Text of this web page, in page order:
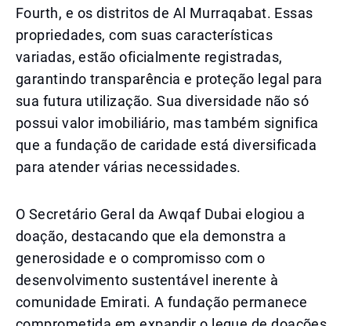
Fourth, e os distritos de Al Murraqabat. Essas
propriedades, com suas características
variadas, estão oficialmente registradas,
garantindo transparência e proteção legal para
sua futura utilização. Sua diversidade não só
possui valor imobiliário, mas também significa
que a fundação de caridade está diversificada
para atender várias necessidades.
O Secretário Geral da Awqaf Dubai elogiou a
doação, destacando que ela demonstra a
generosidade e o compromisso com o
desenvolvimento sustentável inerente à
comunidade Emirati. A fundação permanece